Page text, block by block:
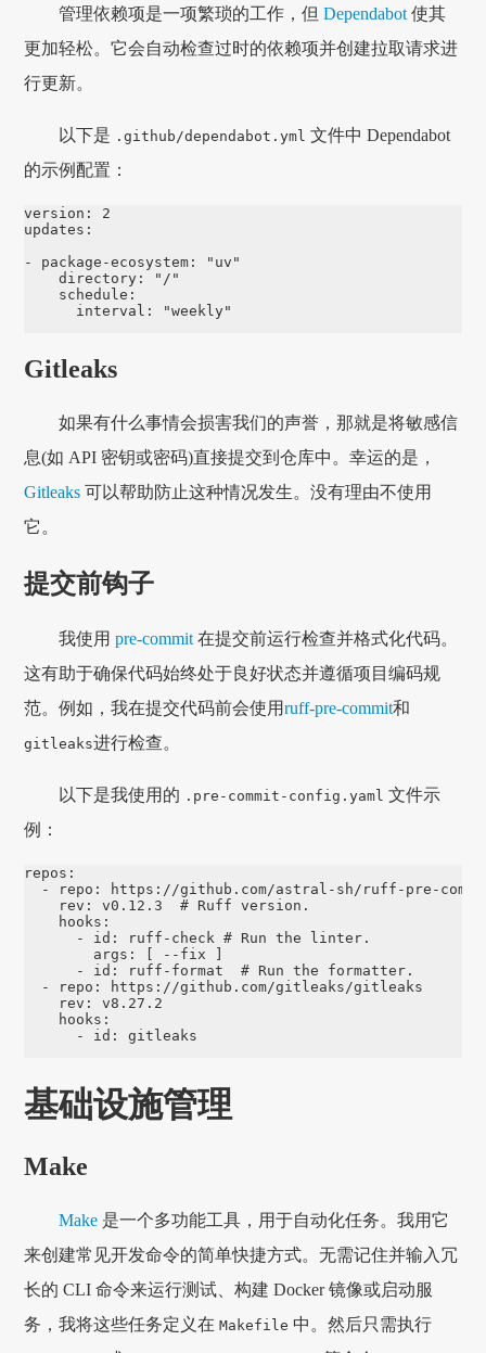
管理依赖项是一项繁琐的工作，但Dependabot 使其
更加轻松。它会自动检查过时的依赖项并创建拉取请求进
行更新。
以下是 .github/dependabot.yml 文件中 Dependabot
的示例配置：
version :
2
updates :
-
package-ecosystem : " uv"
directory : " /"
schedule :
interval : "weekly"
Gitleaks
如果有什么事情会损害我们的声誉，那就是将敏感信
息(如 API 密钥或密码)直接提交到仓库中。幸运的是，
Gitleaks 可以帮助防止这种情况发生。没有理由不使用
它。
提交前钩子
我使用pre-commit在提交前运行检查并格式化代码。
这有助于确保代码始终处于良好状态并遵循项目编码规
范。例如，我在提交代码前会使用ruff-pre-commit和
gitleaks进行检查。
以下是我使用的 .pre-commit-config.yaml 文件示
例：
repos :
-
repo :
https://github.com/astral-sh/ruff-pre-
rev : v0.12.3
# Ruff version.
hooks :
-
id : ruff-check # Run the linter.
args : --fix
-
id : ruff-format
# Run the formatter.
-
repo :
https://github.com/gitleaks/gitleaks
rev :
v8.27.2
hooks :
-
id : gitleaks
基础设施管理
Make
Make 是一个多功能工具，用于自动化任务。我用它
来创建常见开发命令的简单快捷方式。无需记住并输入冗
长的 CLI 命令来运行测试、构建 Docker 镜像或启动服
务，我将这些任务定义在Makefile 中。然后只需执行